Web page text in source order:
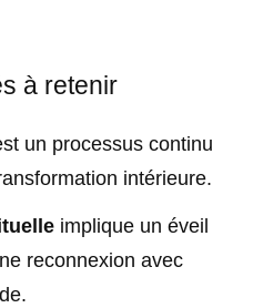
à retenir
un processus continu
intérieure.
implique un éveil
reconnexion avec